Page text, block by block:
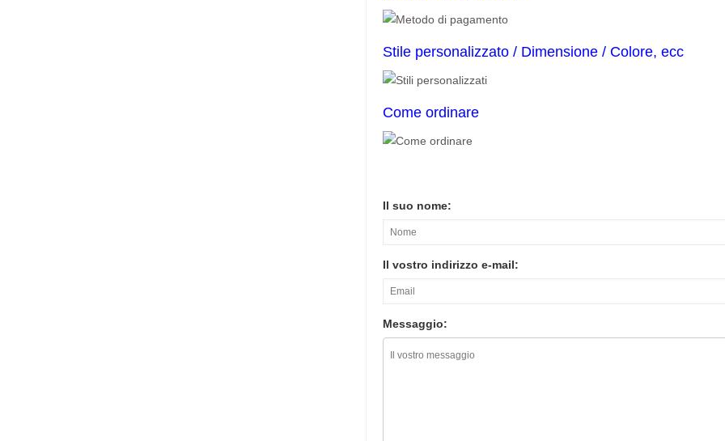
Stile personalizzato / Dimensione / Colore, ecc
Come ordinare
Il suo nome:
Il vostro indirizzo e-mail:
Messaggio: